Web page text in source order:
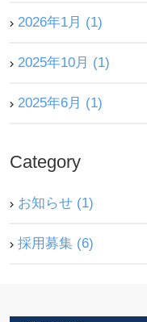
2026年1月 (1)
2025年10月 (1)
2025年6月 (1)
Category
お知らせ (1)
採用募集 (6)